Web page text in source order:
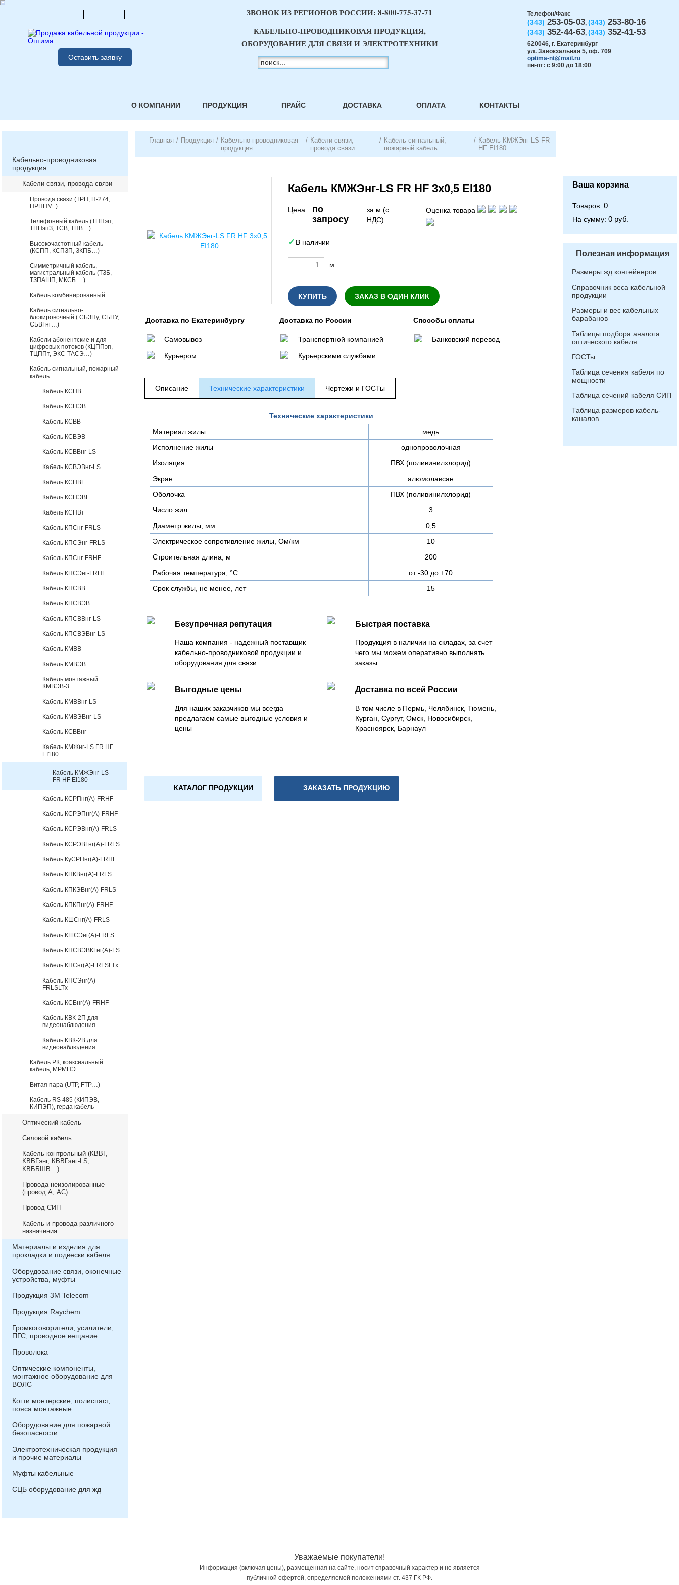
Оставить заявку
Телефон/Факс
(343) 253-05-03, (343) 253-80-16
(343) 352-44-63, (343) 352-41-53
620046, г. Екатеринбург
ул. Завокзальная 5, оф. 709
optima-nt@mail.ru
пн-пт: с 9:00 до 18:00
ЗВОНОК ИЗ РЕГИОНОВ РОССИИ: 8-800-775-37-71
КАБЕЛЬНО-ПРОВОДНИКОВАЯ ПРОДУКЦИЯ,
ОБОРУДОВАНИЕ ДЛЯ СВЯЗИ И ЭЛЕКТРОТЕХНИКИ
О КОМПАНИИ ПРОДУКЦИЯ ПРАЙС ДОСТАВКА ОПЛАТА КОНТАКТЫ
Кабельно-проводниковая
продукция
Кабели связи, провода связи
Провода связи (ТРП, П-274,
ПРППМ..)
Телефонный кабель (ТППэп,
ТППэпЗ, ТСВ, ТПВ....)
Высокочастотный кабель
(КСПП, КСПЗП, ЗКПБ…)
Симметричный кабель,
магистральный кабель (ТЗБ,
ТЗПАШП, МКСБ….)
Кабель комбинированный
Кабель сигнально-
блокировочный ( СБЗПу, СБПУ,
СБВГнг…)
Кабели абонентские и для
цифровых потоков (КЦППэп,
ТЦППт, ЭКС-ТАСЭ…)
Кабель сигнальный, пожарный
кабель
Кабель КСПВ
Кабель КСПЭВ
Кабель КСВВ
Кабель КСВЭВ
Кабель КСВВнг-LS
Кабель КСВЭВнг-LS
Кабель КСПВГ
Кабель КСПЭВГ
Кабель КСПВт
Кабель КПСнг-FRLS
Кабель КПСЭнг-FRLS
Кабель КПСнг-FRHF
Кабель КПСЭнг-FRHF
Кабель КПСВВ
Кабель КПСВЭВ
Кабель КПСВВнг-LS
Кабель КПСВЭВнг-LS
Кабель КМВВ
Кабель КМВЭВ
Кабель монтажный
КМВЭВ-3
Кабель КМВВнг-LS
Кабель КМВЭВнг-LS
Кабель КСВВнг
Кабель КМЖнг-LS FR HF
EI180
Кабель КМЖЭнг-LS
FR HF EI180
Кабель КСРПнг(А)-FRHF
Кабель КСРЭПнг(А)-FRHF
Кабель КСРЭВнг(А)-FRLS
Кабель КСРЭВГнг(А)-FRLS
Кабель КуСРПнг(А)-FRHF
Кабель КПКВнг(А)-FRLS
Кабель КПКЭВнг(А)-FRLS
Кабель КПКПнг(А)-FRHF
Кабель КШСнг(А)-FRLS
Кабель КШСЭнг(А)-FRLS
Кабель КПСВЭВКГнг(А)-LS
Кабель КПСнг(А)-FRLSLTx
Кабель КПСЭнг(А)-
FRLSLTx
Кабель КСБнг(А)-FRHF
Кабель КВК-2П для
видеонаблюдения
Кабель КВК-2В для
видеонаблюдения
Кабель РК, коаксиальный
кабель, МРМПЭ
Витая пара (UTP, FTP…)
Кабель RS 485 (КИПЭВ,
КИПЭП), герда кабель
Оптический кабель
Силовой кабель
Кабель контрольный (КВВГ,
КВВГэнг, КВВГэнг-LS,
КВББШВ…)
Провода неизолированные
(провод А, АС)
Провод СИП
Кабель и провода различного
назначения
Материалы и изделия для
прокладки и подвески кабеля
Оборудование связи, оконечные
устройства, муфты
Продукция 3М Telecom
Продукция Raychem
Громкоговорители, усилители,
ПГС, проводное вещание
Проволока
Оптические компоненты,
монтажное оборудование для
ВОЛС
Когти монтерские, полиспаст,
пояса монтажные
Оборудование для пожарной
безопасности
Электротехническая продукция
и прочие материалы
Муфты кабельные
СЦБ оборудование для жд
Главная / Продукция / Кабельно-проводниковая
продукция
/ Кабели связи,
провода связи
/ Кабель сигнальный,
пожарный кабель
/ Кабель КМЖЭнг-LS FR
HF EI180
Кабель КМЖЭнг-LS FR HF 3х0,5 EI180
Цена:
по
запросу
за м (с
НДС)
Оценка товара
В наличии
м
КУПИТЬ ЗАКАЗ В ОДИН КЛИК
Доставка по Екатеринбургу
Самовывоз
Курьером
Доставка по России
Транспортной компанией
Курьерскими службами
Способы оплаты
Банковский перевод
Описание Технические характеристики Чертежи и ГОСТы
Технические характеристики
Материал жилы
медь
Исполнение жилы
однопроволочная
Изоляция
ПВХ (поливинилхлорид)
Экран
алюмолавсан
Оболочка
ПВХ (поливинилхлорид)
Число жил
3
Диаметр жилы, мм
0,5
Электрическое сопротивление жилы, Ом/км
10
Строительная длина, м
200
Рабочая температура, °С
от -30 до +70
Срок службы, не менее, лет
15
Безупречная репутация
Наша компания - надежный поставщик
кабельно-проводниковой продукции и
оборудования для связи
Быстрая поставка
Продукция в наличии на складах, за счет
чего мы можем оперативно выполнять
заказы
Выгодные цены
Для наших заказчиков мы всегда
предлагаем самые выгодные условия и
цены
Доставка по всей России
В том числе в Пермь, Челябинск, Тюмень,
Курган, Сургут, Омск, Новосибирск,
Красноярск, Барнаул
КАТАЛОГ ПРОДУКЦИИ ЗАКАЗАТЬ ПРОДУКЦИЮ
Ваша корзина
Товаров: 0
На сумму: 0 руб.
Полезная информация
Размеры жд контейнеров
Справочник веса кабельной
продукции
Размеры и вес кабельных
барабанов
Таблицы подбора аналога
оптического кабеля
ГОСТы
Таблица сечения кабеля по
мощности
Таблица сечений кабеля СИП
Таблица размеров кабель-
каналов
Уважаемые покупатели!
Информация (включая цены), размещенная на сайте, носит справочный характер и не является
публичной офертой, определяемой положениями ст. 437 ГК РФ.